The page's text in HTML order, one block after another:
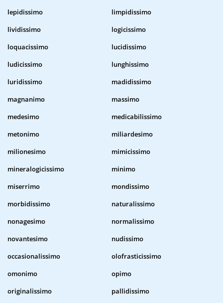
lepidissimo
limpidissimo
lividissimo
logicissimo
loquacissimo
lucidissimo
ludicissimo
lunghissimo
luridissimo
madidissimo
magnanimo
massimo
medesimo
medicabilissimo
metonimo
miliardesimo
milionesimo
mimicissimo
mineralogicissimo
minimo
miserrimo
mondissimo
morbidissimo
naturalissimo
nonagesimo
normalissimo
novantesimo
nudissimo
occasionalissimo
olofrasticissimo
omonimo
opimo
originalissimo
pallidissimo